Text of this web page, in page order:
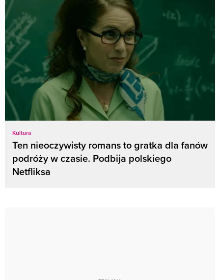
Kultura
Ten nieoczywisty romans to gratka dla fanów
podróży w czasie. Podbija polskiego
Netfliksa